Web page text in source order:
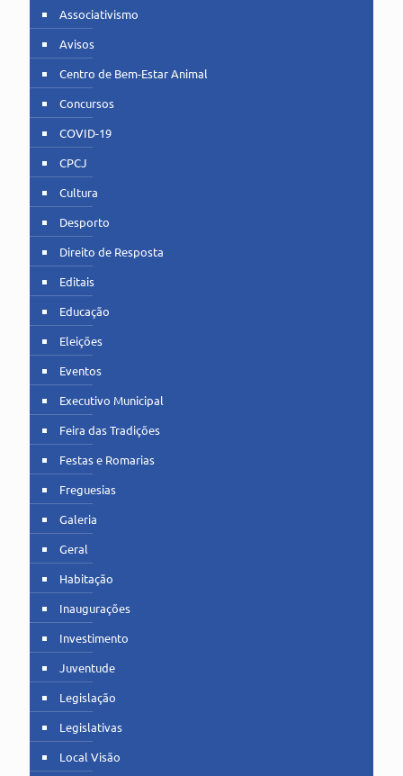
Associativismo
Avisos
Centro de Bem-Estar Animal
Concursos
COVID-19
CPCJ
Cultura
Desporto
Direito de Resposta
Editais
Educação
Eleições
Eventos
Executivo Municipal
Feira das Tradições
Festas e Romarias
Freguesias
Galeria
Geral
Habitação
Inaugurações
Investimento
Juventude
Legislação
Legislativas
Local Visão